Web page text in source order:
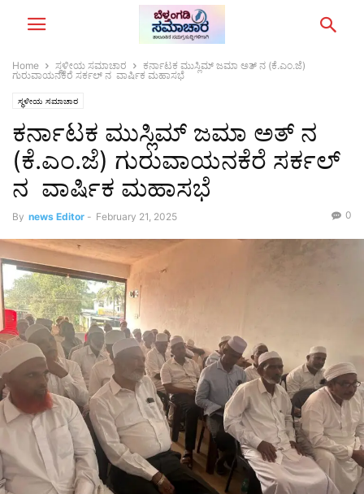
Home ಸ್ಥಳೀಯ ಸಮಾಚಾರ
ಕರ್ನಾಟಕ ಮುಸ್ಲಿಮ್ ಜಮಾ ಅತ್ ನ (ಕೆ.ಎಂ.ಜೆ)
ಗುರುವಾಯನಕೆರೆ ಸರ್ಕಲ್ ನ ವಾರ್ಷಿಕ ಮಹಾಸಭೆ
ಸ್ಥಳೀಯ ಸಮಾಚಾರ
ಕರ್ನಾಟಕ ಮುಸ್ಲಿಮ್ ಜಮಾ ಅತ್ ನ
(ಕೆ.ಎಂ.ಜೆ) ಗುರುವಾಯನಕೆರೆ ಸರ್ಕಲ್
ನ ವಾರ್ಷಿಕ ಮಹಾಸಭೆ
By news Editor - February 21, 2025 0